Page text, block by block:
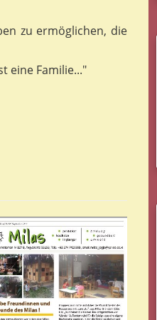
zu ermöglichen, die
eine Familie..."